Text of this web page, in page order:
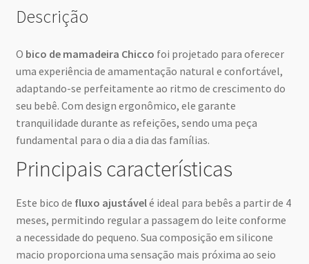
Descrição
O bico de mamadeira Chicco foi projetado para oferecer
uma experiência de amamentação natural e confortável,
adaptando-se perfeitamente ao ritmo de crescimento do
seu bebê. Com design ergonômico, ele garante
tranquilidade durante as refeições, sendo uma peça
fundamental para o dia a dia das famílias.
Principais características
Este bico de fluxo ajustávelé ideal para bebês a partir de 4
meses, permitindo regular a passagem do leite conforme
a necessidade do pequeno. Sua composição em silicone
macio proporciona uma sensação mais próxima ao seio